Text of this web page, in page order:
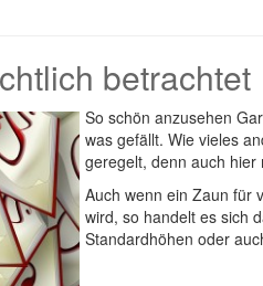
betrachtet
So schön anzusehen
was gefällt. Wie vieles
geregelt, denn auch hier
Auch wenn ein Zaun für
wird, so handelt es sich
Standardhöhen oder